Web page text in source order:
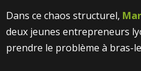
Dans ce chaos structurel,
deux jeunes entrepreneurs
prendre le problème à bras-